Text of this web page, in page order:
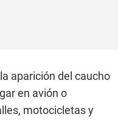
aparición del caucho
en avión o
motocicletas y